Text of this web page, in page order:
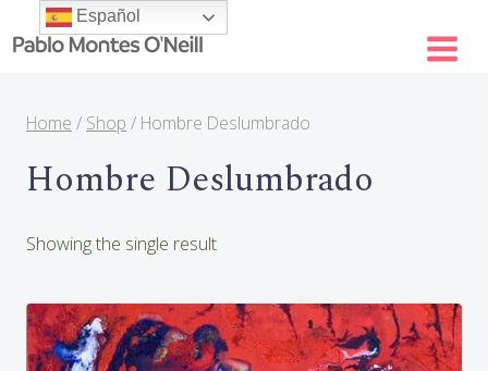
to
Home / Shop / Hombre Deslumbrado
Hombre Deslumbrado
Showing the single result
Español